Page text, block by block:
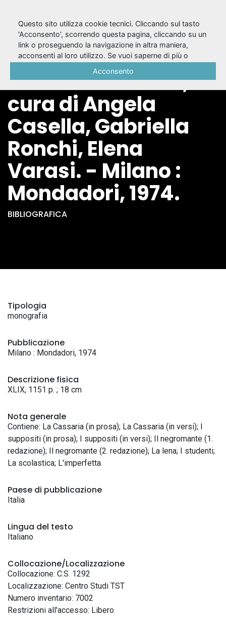
4.: Commedie /
Ludovico Ariosto ; a
cura di Angela
Casella, Gabriella
Ronchi, Elena
Varasi. - Milano :
Mondadori, 1974.
BIBLIOGRAFICA
Tipologia
monografia
Pubblicazione
Milano : Mondadori, 1974
Descrizione fisica
XLIX, 1151 p. ; 18 cm
Nota generale
Contiene: La Cassaria (in prosa); La Cassaria (in versi); I
suppositi (in prosa); I suppositi (in versi); Il negromante (1.
redazione); Il negromante (2. redazione); La lena; I studenti;
La scolastica; L'imperfetta
Paese di pubblicazione
Italia
Lingua del testo
Italiano
Collocazione/Localizzazione
Collocazione: C.S. 1292
Localizzazione: Centro Studi TST
Numero inventario: 7002
Restrizioni all'accesso: Libero
Questo sito utilizza cookie tecnici. Cliccando sul tasto
'Acconsento', scorrendo questa pagina, cliccando su un
link o proseguendo la navigazione in altra maniera,
acconsenti al loro utilizzo. Se vuoi saperne di più o
Acconsento